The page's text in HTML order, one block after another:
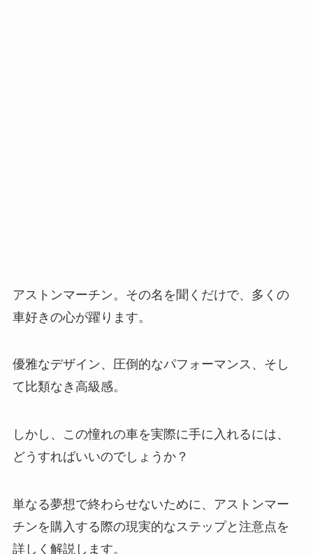
アストンマーチン。その名を聞くだけで、多くの
車好きの心が躍ります。
優雅なデザイン、圧倒的なパフォーマンス、そし
て比類なき高級感。
しかし、この憧れの車を実際に手に入れるには、
どうすればいいのでしょうか？
単なる夢想で終わらせないために、アストンマー
チンを購入する際の現実的なステップと注意点を
詳しく解説します。